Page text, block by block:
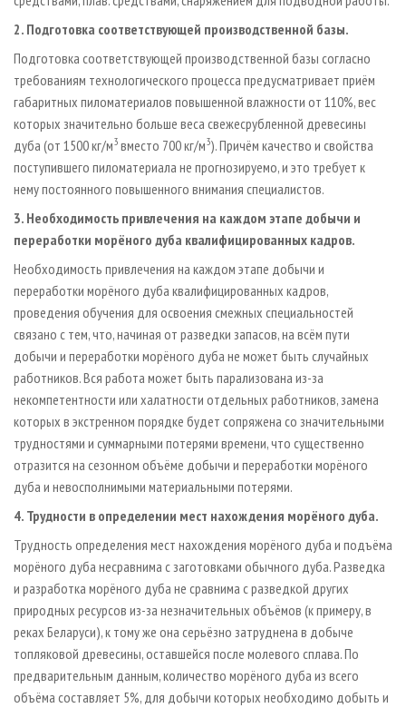
2. Подготовка соответствующей производственной базы.
Подготовка соответствующей производственной базы согласно
требованиям технологического процесса предусматривает приём
габаритных пиломатериалов повышенной влажности от 110%, вес
которых значительно больше веса свежесрубленной древесины
дуба (от 1500 кг/м3 вместо 700 кг/м3). Причём качество и свойства
поступившего пиломатериала не прогнозируемо, и это требует к
нему постоянного повышенного внимания специалистов.
3. Необходимость привлечения на каждом этапе добычи и
переработки морёного дуба квалифицированных кадров.
Необходимость привлечения на каждом этапе добычи и
переработки морёного дуба квалифицированных кадров,
проведения обучения для освоения смежных специальностей
связано с тем, что, начиная от разведки запасов, на всём пути
добычи и переработки морёного дуба не может быть случайных
работников. Вся работа может быть парализована из-за
некомпетентности или халатности отдельных работников, замена
которых в экстренном порядке будет сопряжена со значительными
трудностями и суммарными потерями времени, что существенно
отразится на сезонном объёме добычи и переработки морёного
дуба и невосполнимыми материальными потерями.
4. Трудности в определении мест нахождения морёного дуба.
Трудность определения мест нахождения морёного дуба и подъёма
морёного дуба несравнима с заготовками обычного дуба. Разведка
и разработка морёного дуба не сравнима с разведкой других
природных ресурсов из-за незначительных объёмов (к примеру, в
реках Беларуси), к тому же она серьёзно затруднена в добыче
топляковой древесины, оставшейся после молевого сплава. По
предварительным данным, количество морёного дуба из всего
объёма составляет 5%, для добычи которых необходимо добыть и